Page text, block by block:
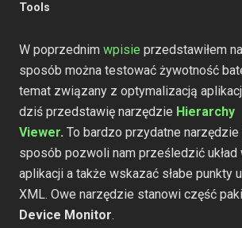
Tools
W poprzednim wpisie przedstawiłem
sposób można testować żywotność
temat związany z optymalizacją
dziś przedstawię narzędzie Hierarchy
Viewer. To bardzo przydatne
sposób pozwoli nam prześledzić
aplikacji a także wskazać słabe punkty
XML. Owe narzędzie stanowi część
Device Monitor.